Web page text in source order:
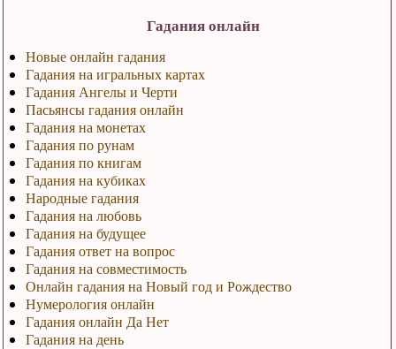
Гадания онлайн
Новые онлайн гадания
Гадания на игральных картах
Гадания Ангелы и Черти
Пасьянсы гадания онлайн
Гадания на монетах
Гадания по рунам
Гадания по книгам
Гадания на кубиках
Народные гадания
Гадания на любовь
Гадания на будущее
Гадания ответ на вопрос
Гадания на совместимость
Онлайн гадания на Новый год и Рождество
Нумерология онлайн
Гадания онлайн Да Нет
Гадания на день